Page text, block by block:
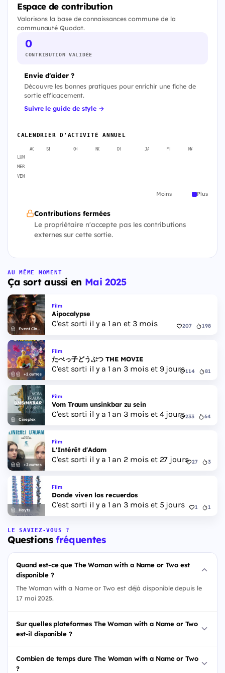
Espace de contribution
Valorisons la base de connaissances commune de la
communauté Quodat.
0
CONTRIBUTION VALIDÉE
Envie d'aider ?
Découvre les bonnes pratiques pour enrichir une fiche de
sortie efficacement.
Suivre le guide de style →
CALENDRIER D'ACTIVITÉ ANNUEL
AOÛT SEPT. OCT. NOV. DÉC. JANV. FÉVR. MARS
LUN
MER
VEN
Moins Plus
Contributions fermées
Le propriétaire n'accepte pas les contributions
externes sur cette sortie.
AU MÊME MOMENT
Ça sort aussi en Mai 2025
Event Cinemas
Film
Aipocalypse
C'est sorti il y a 1 an et 3 mois 207 198
+2 autres
Film
たべっ子どうぶつ THE MOVIE
C'est sorti il y a 1 an 3 mois et 9 jours114 81
Cineplex
Film
Vom Traum unsinkbar zu sein
C'est sorti il y a 1 an 3 mois et 4 jours233 64
+2 autres
Film
L'Intérêt d'Adam
C'est sorti il y a 1 an 2 mois et 27 jours 27 3
Hoyts
Film
Donde viven los recuerdos
C'est sorti il y a 1 an 3 mois et 5 jours 1 1
LE SAVIEZ-VOUS ?
Questionsfréquentes
Quand est-ce que The Woman with a Name or Two est
disponible ?
The Woman with a Name or Two est déjà disponible depuis le
17 mai 2025.
Sur quelles plateformes The Woman with a Name or Two
est-il disponible ?
Combien de temps dure The Woman with a Name or Two
?